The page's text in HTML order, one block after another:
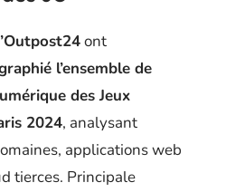
ont
l’ensemble de
des Jeux
2024, analysant
applications web
tierces. Principale